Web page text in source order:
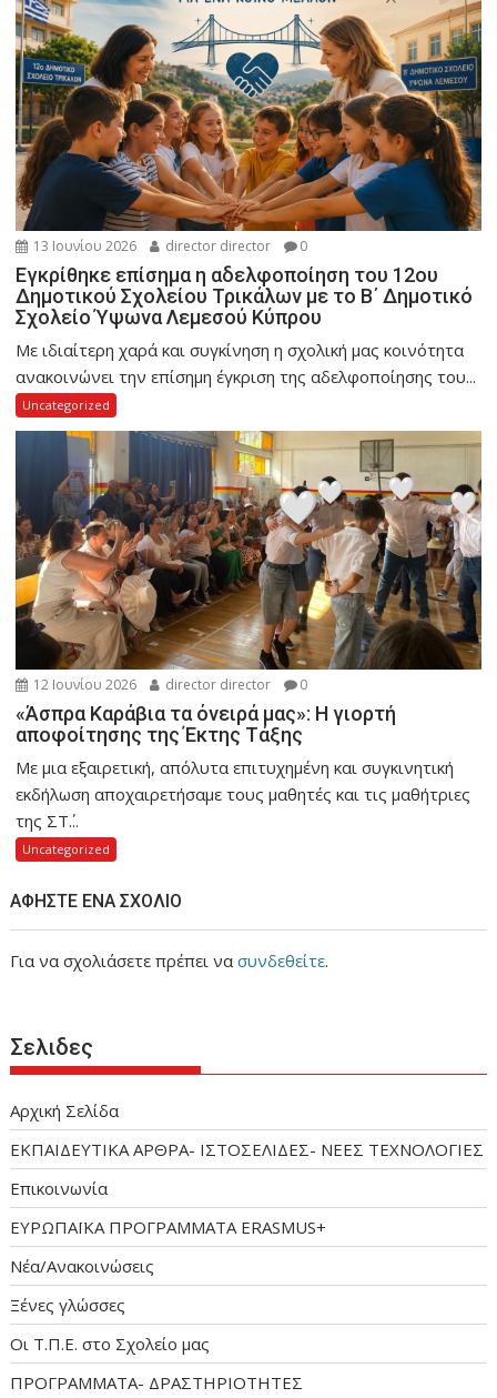
13 Ιουνίου 2026 director director 0
Εγκρίθηκε επίσημα η αδελφοποίηση του 12ου
Δημοτικού Σχολείου Τρικάλων με το Β΄ Δημοτικό
Σχολείο Ύψωνα Λεμεσού Κύπρου
Με ιδιαίτερη χαρά και συγκίνηση η σχολική μας κοινότητα
ανακοινώνει την επίσημη έγκριση της αδελφοποίησης του...
Uncategorized
12 Ιουνίου 2026 director director 0
«Άσπρα Καράβια τα όνειρά μας»: Η γιορτή
αποφοίτησης της Έκτης Τάξης
Με μια εξαιρετική, απόλυτα επιτυχημένη και συγκινητική
εκδήλωση αποχαιρετήσαμε τους μαθητές και τις μαθήτριες
της ΣΤ΄...
Uncategorized
ΑΦΉΣΤΕ ΈΝΑ ΣΧΌΛΙΟ
Για να σχολιάσετε πρέπει νασυνδεθείτε.
Σελιδες
Αρχική Σελίδα
ΕΚΠΑΙΔΕΥΤΙΚΑ ΑΡΘΡΑ- ΙΣΤΟΣΕΛΙΔΕΣ- ΝΕΕΣ ΤΕΧΝΟΛΟΓΙΕΣ
Επικοινωνία
ΕΥΡΩΠΑΪΚΑ ΠΡΟΓΡΑΜΜΑΤΑ ERASMUS+
Νέα/Ανακοινώσεις
Ξένες γλώσσες
Οι Τ.Π.Ε. στο Σχολείο μας
ΠΡΟΓΡΑΜΜΑΤΑ- ΔΡΑΣΤΗΡΙΟΤΗΤΕΣ